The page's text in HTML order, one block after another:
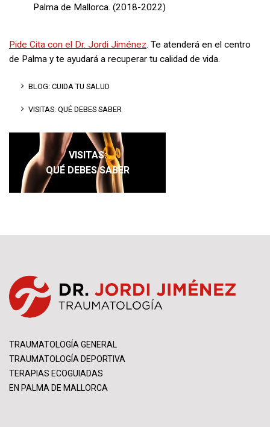
BLOG: CUIDA TU SALUD
VISITAS: QUÉ DEBES SABER
VISITAS:
QUÉ DEBES SABER
Palma de Mallorca. (2018-2022)
Pide Cita con el Dr. Jordi Jiménez. Te atenderá en el centro
de Palma y te ayudará a recuperar tu calidad de vida.
TRAUMATOLOGÍA GENERAL
TRAUMATOLOGÍA DEPORTIVA
TERAPIAS ECOGUIADAS
EN PALMA DE MALLORCA